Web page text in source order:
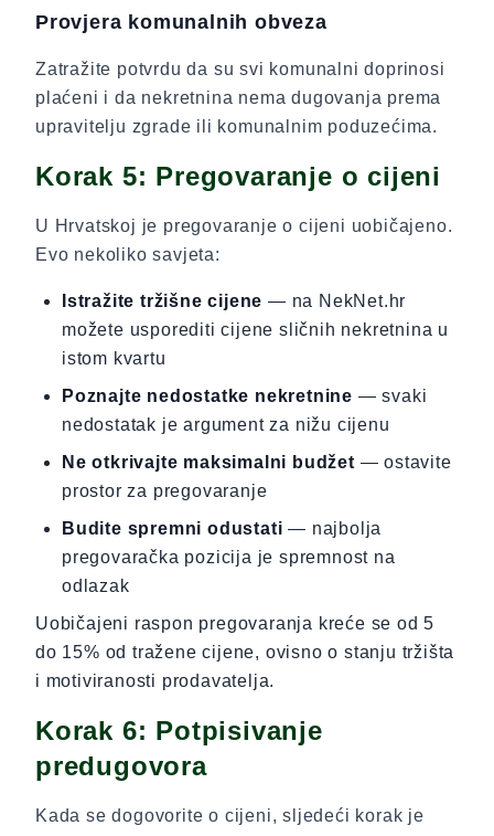
Provjera komunalnih obveza
Zatražite potvrdu da su svi komunalni doprinosi
plaćeni i da nekretnina nema dugovanja prema
upravitelju zgrade ili komunalnim poduzećima.
Korak 5: Pregovaranje o cijeni
U Hrvatskoj je pregovaranje o cijeni uobičajeno.
Evo nekoliko savjeta:
Istražite tržišne cijene — na NekNet.hr
možete usporediti cijene sličnih nekretnina u
istom kvartu
Poznajte nedostatke nekretnine — svaki
nedostatak je argument za nižu cijenu
Ne otkrivajte maksimalni budžet — ostavite
prostor za pregovaranje
Budite spremni odustati — najbolja
pregovaračka pozicija je spremnost na
odlazak
Uobičajeni raspon pregovaranja kreće se od 5
do 15% od tražene cijene, ovisno o stanju tržišta
i motiviranosti prodavatelja.
Korak 6: Potpisivanje
predugovora
Kada se dogovorite o cijeni, sljedeći korak je